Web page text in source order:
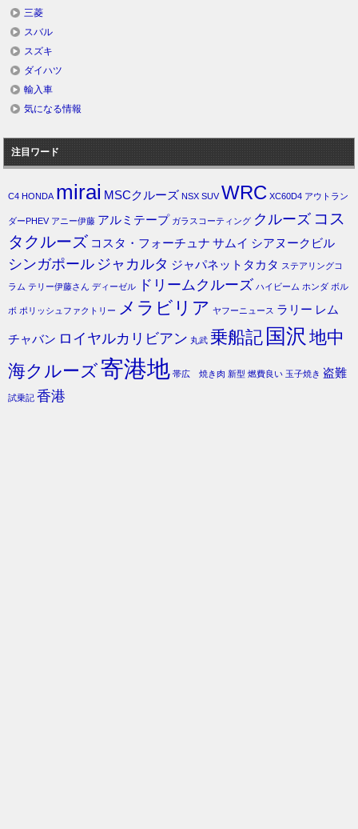
三菱
スバル
スズキ
ダイハツ
輸入車
気になる情報
注目ワード
C4 HONDA mirai MSCクルーズ NSX SUV WRC XC60D4 アウトラン
ダーPHEV アニー伊藤 アルミテープ ガラスコーティング クルーズ コス
タクルーズ コスタ・フォーチュナ サムイ シアヌークビル
シンガポール ジャカルタ ジャパネットタカタ ステアリングコ
ラム テリー伊藤さん ディーゼル ドリームクルーズ ハイビーム ホンダ ボル
ボ ポリッシュファクトリー メラビリア ヤフーニュース ラリー レム
チャバン ロイヤルカリビアン 丸武 乗船記 国沢 地中
海クルーズ寄港地 帯広 焼き肉 新型 燃費良い 玉子焼き 盗難
試乗記 香港